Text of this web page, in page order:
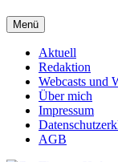
Menü
Aktuell
Redaktion
Webcasts und
Über mich
Impressum
AGB